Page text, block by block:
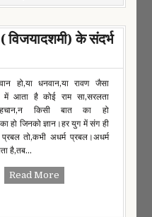
के संदर्भ
हो,या धनवान,या रावण जैसा
में आता है कोई राम सा,सरलता
किसी बात का हो
हो जिनको ज्ञान।हर युग में संग ही
तो,कभी अधर्म प्रबल।अधर्म
है,तब...
Read More